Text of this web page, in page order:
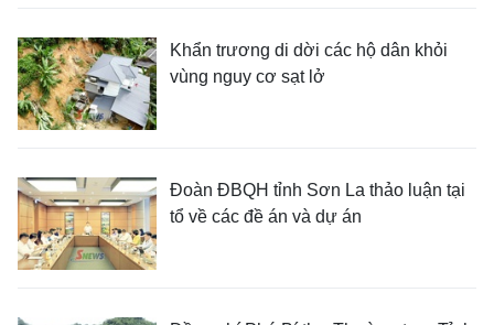
Khẩn trương di dời các hộ dân khỏi
vùng nguy cơ sạt lở
Đoàn ĐBQH tỉnh Sơn La thảo luận tại
tổ về các đề án và dự án